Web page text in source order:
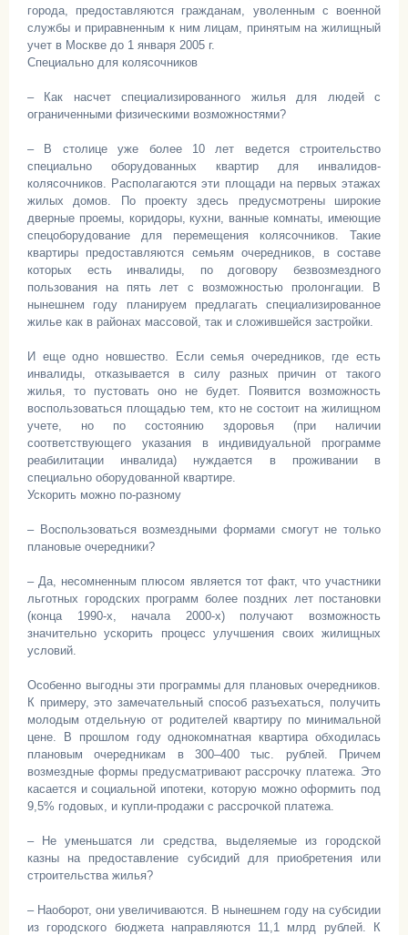
города, предоставляются гражданам, уволенным с военной
службы и приравненным к ним лицам, принятым на жилищный
учет в Москве до 1 января 2005 г.
Специально для колясочников
– Как насчет специализированного жилья для людей с
ограниченными физическими возможностями?
– В столице уже более 10 лет ведется строительство
специально оборудованных квартир для инвалидов-
колясочников. Располагаются эти площади на первых этажах
жилых домов. По проекту здесь предусмотрены широкие
дверные проемы, коридоры, кухни, ванные комнаты, имеющие
спецоборудование для перемещения колясочников. Такие
квартиры предоставляются семьям очередников, в составе
которых есть инвалиды, по договору безвозмездного
пользования на пять лет с возможностью пролонгации. В
нынешнем году планируем предлагать специализированное
жилье как в районах массовой, так и сложившейся застройки.
И еще одно новшество. Если семья очередников, где есть
инвалиды, отказывается в силу разных причин от такого
жилья, то пустовать оно не будет. Появится возможность
воспользоваться площадью тем, кто не состоит на жилищном
учете, но по состоянию здоровья (при наличии
соответствующего указания в индивидуальной программе
реабилитации инвалида) нуждается в проживании в
специально оборудованной квартире.
Ускорить можно по-разному
– Воспользоваться возмездными формами смогут не только
плановые очередники?
– Да, несомненным плюсом является тот факт, что участники
льготных городских программ более поздних лет постановки
(конца 1990-х, начала 2000-х) получают возможность
значительно ускорить процесс улучшения своих жилищных
условий.
Особенно выгодны эти программы для плановых очередников.
К примеру, это замечательный способ разъехаться, получить
молодым отдельную от родителей квартиру по минимальной
цене. В прошлом году однокомнатная квартира обходилась
плановым очередникам в 300–400 тыс. рублей. Причем
возмездные формы предусматривают рассрочку платежа. Это
касается и социальной ипотеки, которую можно оформить под
9,5% годовых, и купли-продажи с рассрочкой платежа.
– Не уменьшатся ли средства, выделяемые из городской
казны на предоставление субсидий для приобретения или
строительства жилья?
– Наоборот, они увеличиваются. В нынешнем году на субсидии
из городского бюджета направляются 11,1 млрд рублей. К